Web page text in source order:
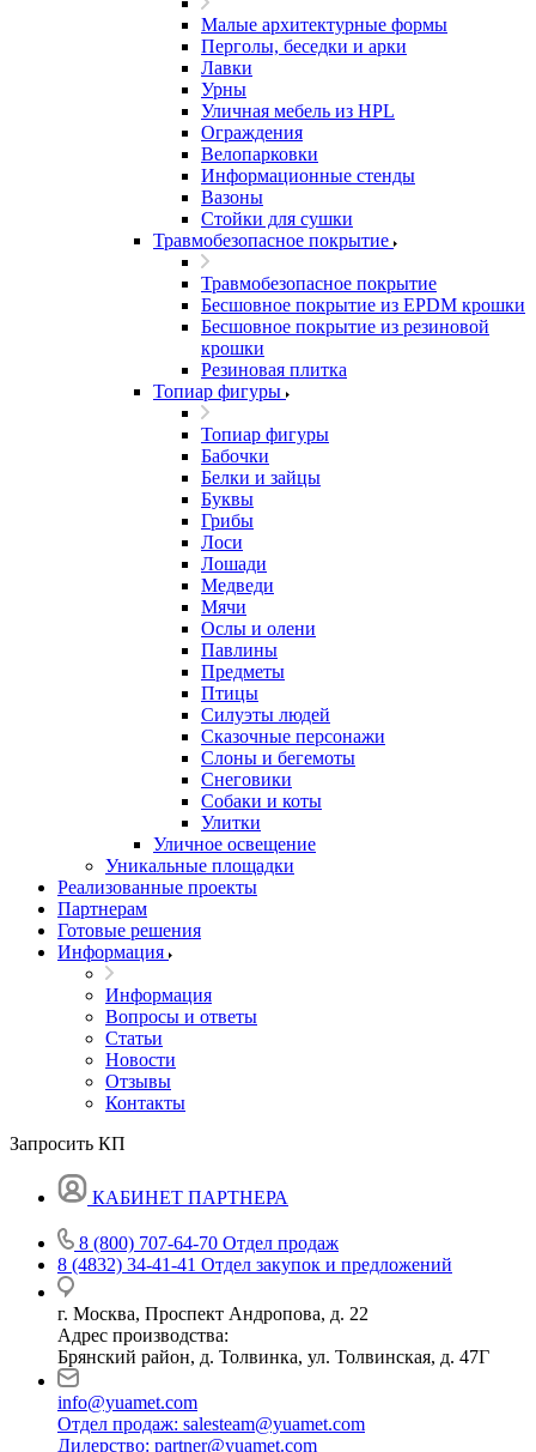
Малые архитектурные формы
Перголы, беседки и арки
Лавки
Урны
Уличная мебель из HPL
Ограждения
Велопарковки
Информационные стенды
Вазоны
Стойки для сушки
Травмобезопасное покрытие
Травмобезопасное покрытие
Бесшовное покрытие из EPDM крошки
Бесшовное покрытие из резиновой
крошки
Резиновая плитка
Топиар фигуры
Топиар фигуры
Бабочки
Белки и зайцы
Буквы
Грибы
Лоси
Лошади
Медведи
Мячи
Ослы и олени
Павлины
Предметы
Птицы
Силуэты людей
Сказочные персонажи
Слоны и бегемоты
Снеговики
Собаки и коты
Улитки
Уличное освещение
Уникальные площадки
Реализованные проекты
Партнерам
Готовые решения
Информация
Информация
Вопросы и ответы
Статьи
Новости
Отзывы
Контакты
Запросить КП
КАБИНЕТ ПАРТНЕРА
8 (800) 707-64-70 Отдел продаж
8 (4832) 34-41-41 Отдел закупок и предложений
г. Москва, Проспект Андропова, д. 22
Адрес производства:
Брянский район, д. Толвинка, ул. Толвинская, д. 47Г
info@yuamet.com
Отдел продаж: salesteam@yuamet.com
Дилерство: partner@yuamet.com